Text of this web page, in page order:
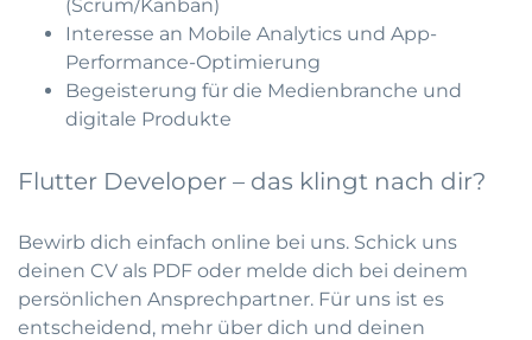
(Scrum/Kanban)
Interesse an Mobile Analytics und App-
Performance-Optimierung
Begeisterung für die Medienbranche und
digitale Produkte
Flutter Developer – das klingt nach dir?
Bewirb dich einfach online bei uns. Schick uns
deinen CV als PDF oder melde dich bei deinem
persönlichen Ansprechpartner. Für uns ist es
entscheidend, mehr über dich und deinen